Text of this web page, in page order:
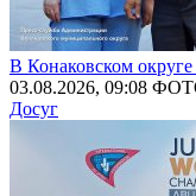
В Конаковском
03.08.2026, 09:08
Досуг